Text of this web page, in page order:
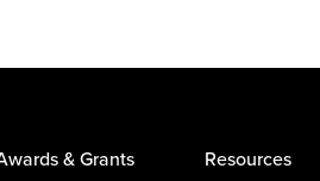
& Grants Resources